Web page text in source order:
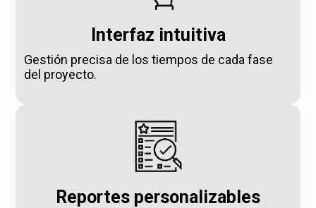
Interfaz intuitiva
Gestión precisa de los tiempos de cada fase
del proyecto.
Reportes personalizables